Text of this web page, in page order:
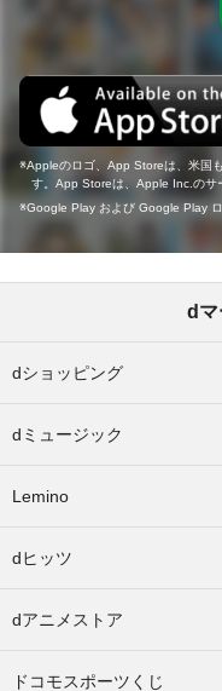
Appleのロゴ、App Storeは、米国
す。App Storeは、Apple Inc.のサ
Google Play および Google Play
dマ
dショッピング
dミュージック
Lemino
dヒッツ
dアニメストア
ドコモスポーツくじ